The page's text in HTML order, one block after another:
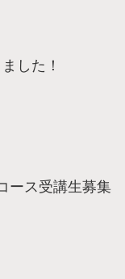
した！
ース受講生募集